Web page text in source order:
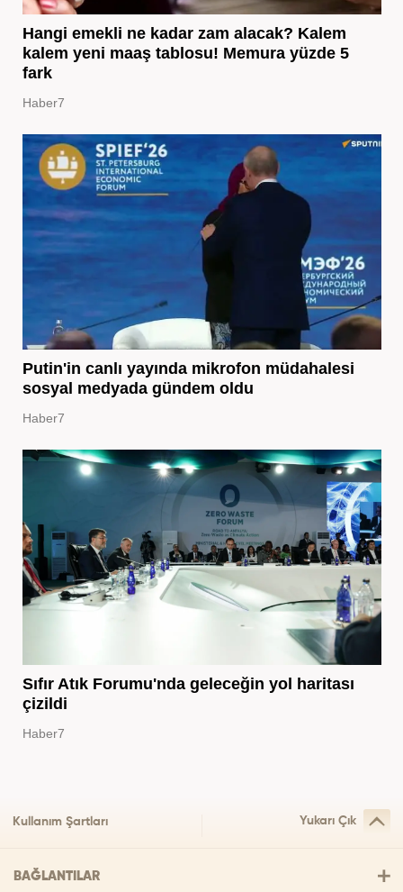
Hangi emekli ne kadar zam alacak? Kalem
kalem yeni maaş tablosu! Memura yüzde 5
fark
Haber7
Putin'in canlı yayında mikrofon müdahalesi
sosyal medyada gündem oldu
Haber7
Sıfır Atık Forumu'nda geleceğin yol haritası
çizildi
Haber7
Kullanım Şartları Yukarı Çık
BAĞLANTILAR